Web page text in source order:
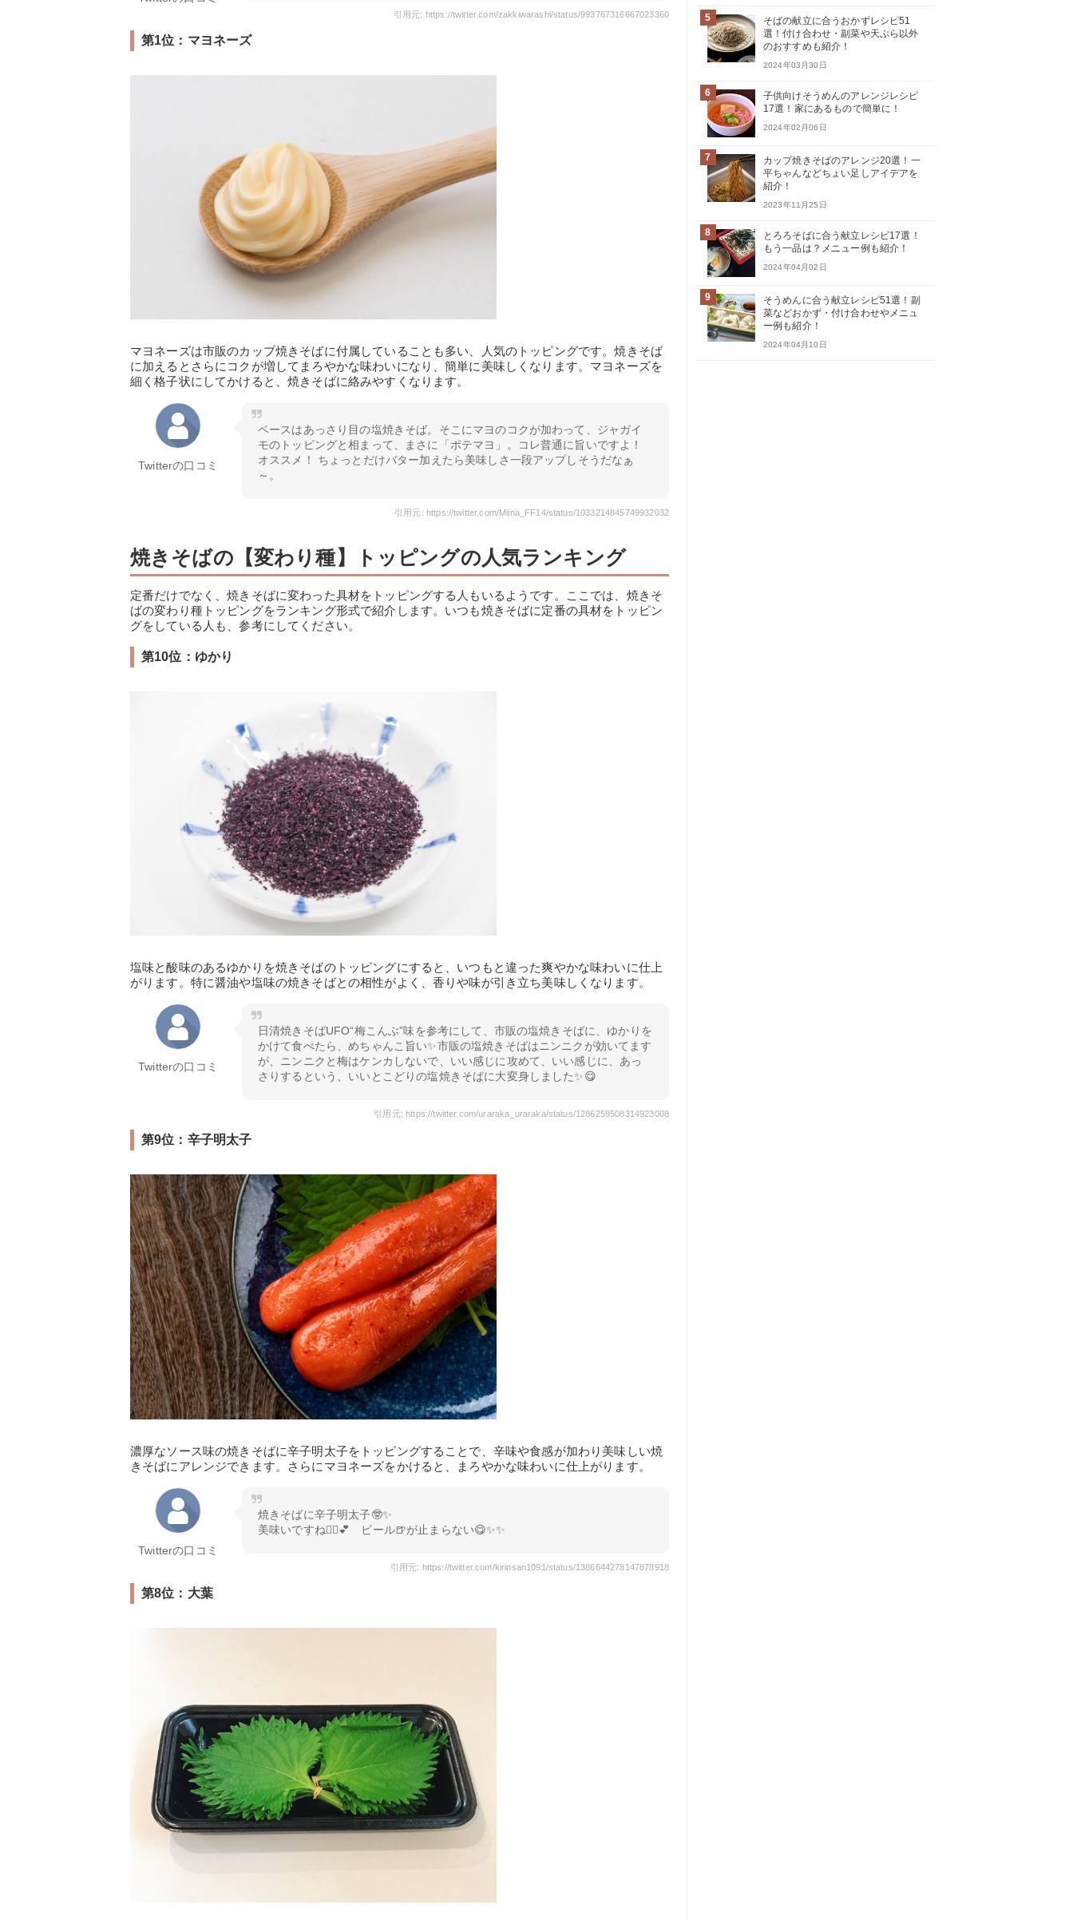
引用元: https://twitter.com/zakkiwarashi/status/993767316667023360
第1位：マヨネーズ
マヨネーズは市販のカップ焼きそばに付属していることも多い、人気のトッピングです。焼きそば
に加えるとさらにコクが増してまろやかな味わいになり、簡単に美味しくなります。マヨネーズを
細く格子状にしてかけると、焼きそばに絡みやすくなります。
Twitterの口コミ
ベースはあっさり目の塩焼きそば。そこにマヨのコクが加わって、ジャガイ
モのトッピングと相まって、まさに「ポテマヨ」。コレ普通に旨いですよ！
オススメ！ ちょっとだけバター加えたら美味しさ一段アップしそうだなぁ
～。
引用元: https://twitter.com/Miina_FF14/status/1033214845749932032
焼きそばの【変わり種】トッピングの人気ランキング
定番だけでなく、焼きそばに変わった具材をトッピングする人もいるようです。ここでは、焼きそ
ばの変わり種トッピングをランキング形式で紹介します。いつも焼きそばに定番の具材をトッピン
グをしている人も、参考にしてください。
第10位：ゆかり
塩味と酸味のあるゆかりを焼きそばのトッピングにすると、いつもと違った爽やかな味わいに仕上
がります。特に醤油や塩味の焼きそばとの相性がよく、香りや味が引き立ち美味しくなります。
Twitterの口コミ
日清焼きそばUFO“梅こんぶ”味を参考にして、市販の塩焼きそばに、ゆかりを
かけて食べたら、めちゃんこ旨い✨市販の塩焼きそばはニンニクが効いてます
が、ニンニクと梅はケンカしないで、いい感じに攻めて、いい感じに、あっ
さりするという、いいとこどりの塩焼きそばに大変身しました✨😋
引用元: https://twitter.com/uraraka_uraraka/status/1286259508314923008
第9位：辛子明太子
濃厚なソース味の焼きそばに辛子明太子をトッピングすることで、辛味や食感が加わり美味しい焼
きそばにアレンジできます。さらにマヨネーズをかけると、まろやかな味わいに仕上がります。
Twitterの口コミ
焼きそばに辛子明太子🤓✨
美味いですね🙆‍♂️💕 ビール🍺が止まらない😋✨✨
引用元: https://twitter.com/kirinsan1091/status/1386644278147878918
第8位：大葉
5
そばの献立に合うおかずレシピ51
選！付け合わせ・副菜や天ぷら以外
のおすすめも紹介！
2024年03月30日
6
子供向けそうめんのアレンジレシピ
17選！家にあるもので簡単に！
2024年02月06日
7
カップ焼きそばのアレンジ20選！一
平ちゃんなどちょい足しアイデアを
紹介！
2023年11月25日
8
とろろそばに合う献立レシピ17選！
もう一品は？メニュー例も紹介！
2024年04月02日
9
そうめんに合う献立レシピ51選！副
菜などおかず・付け合わせやメニュ
ー例も紹介！
2024年04月10日